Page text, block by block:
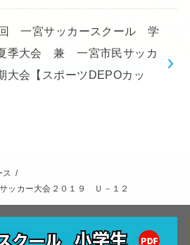
一宮サッカースクール 学
季大会 兼 一宮市民サッカ
大会【スポーツDEPOカッ
ス
ッカー大会２０１９ Ｕ－１２